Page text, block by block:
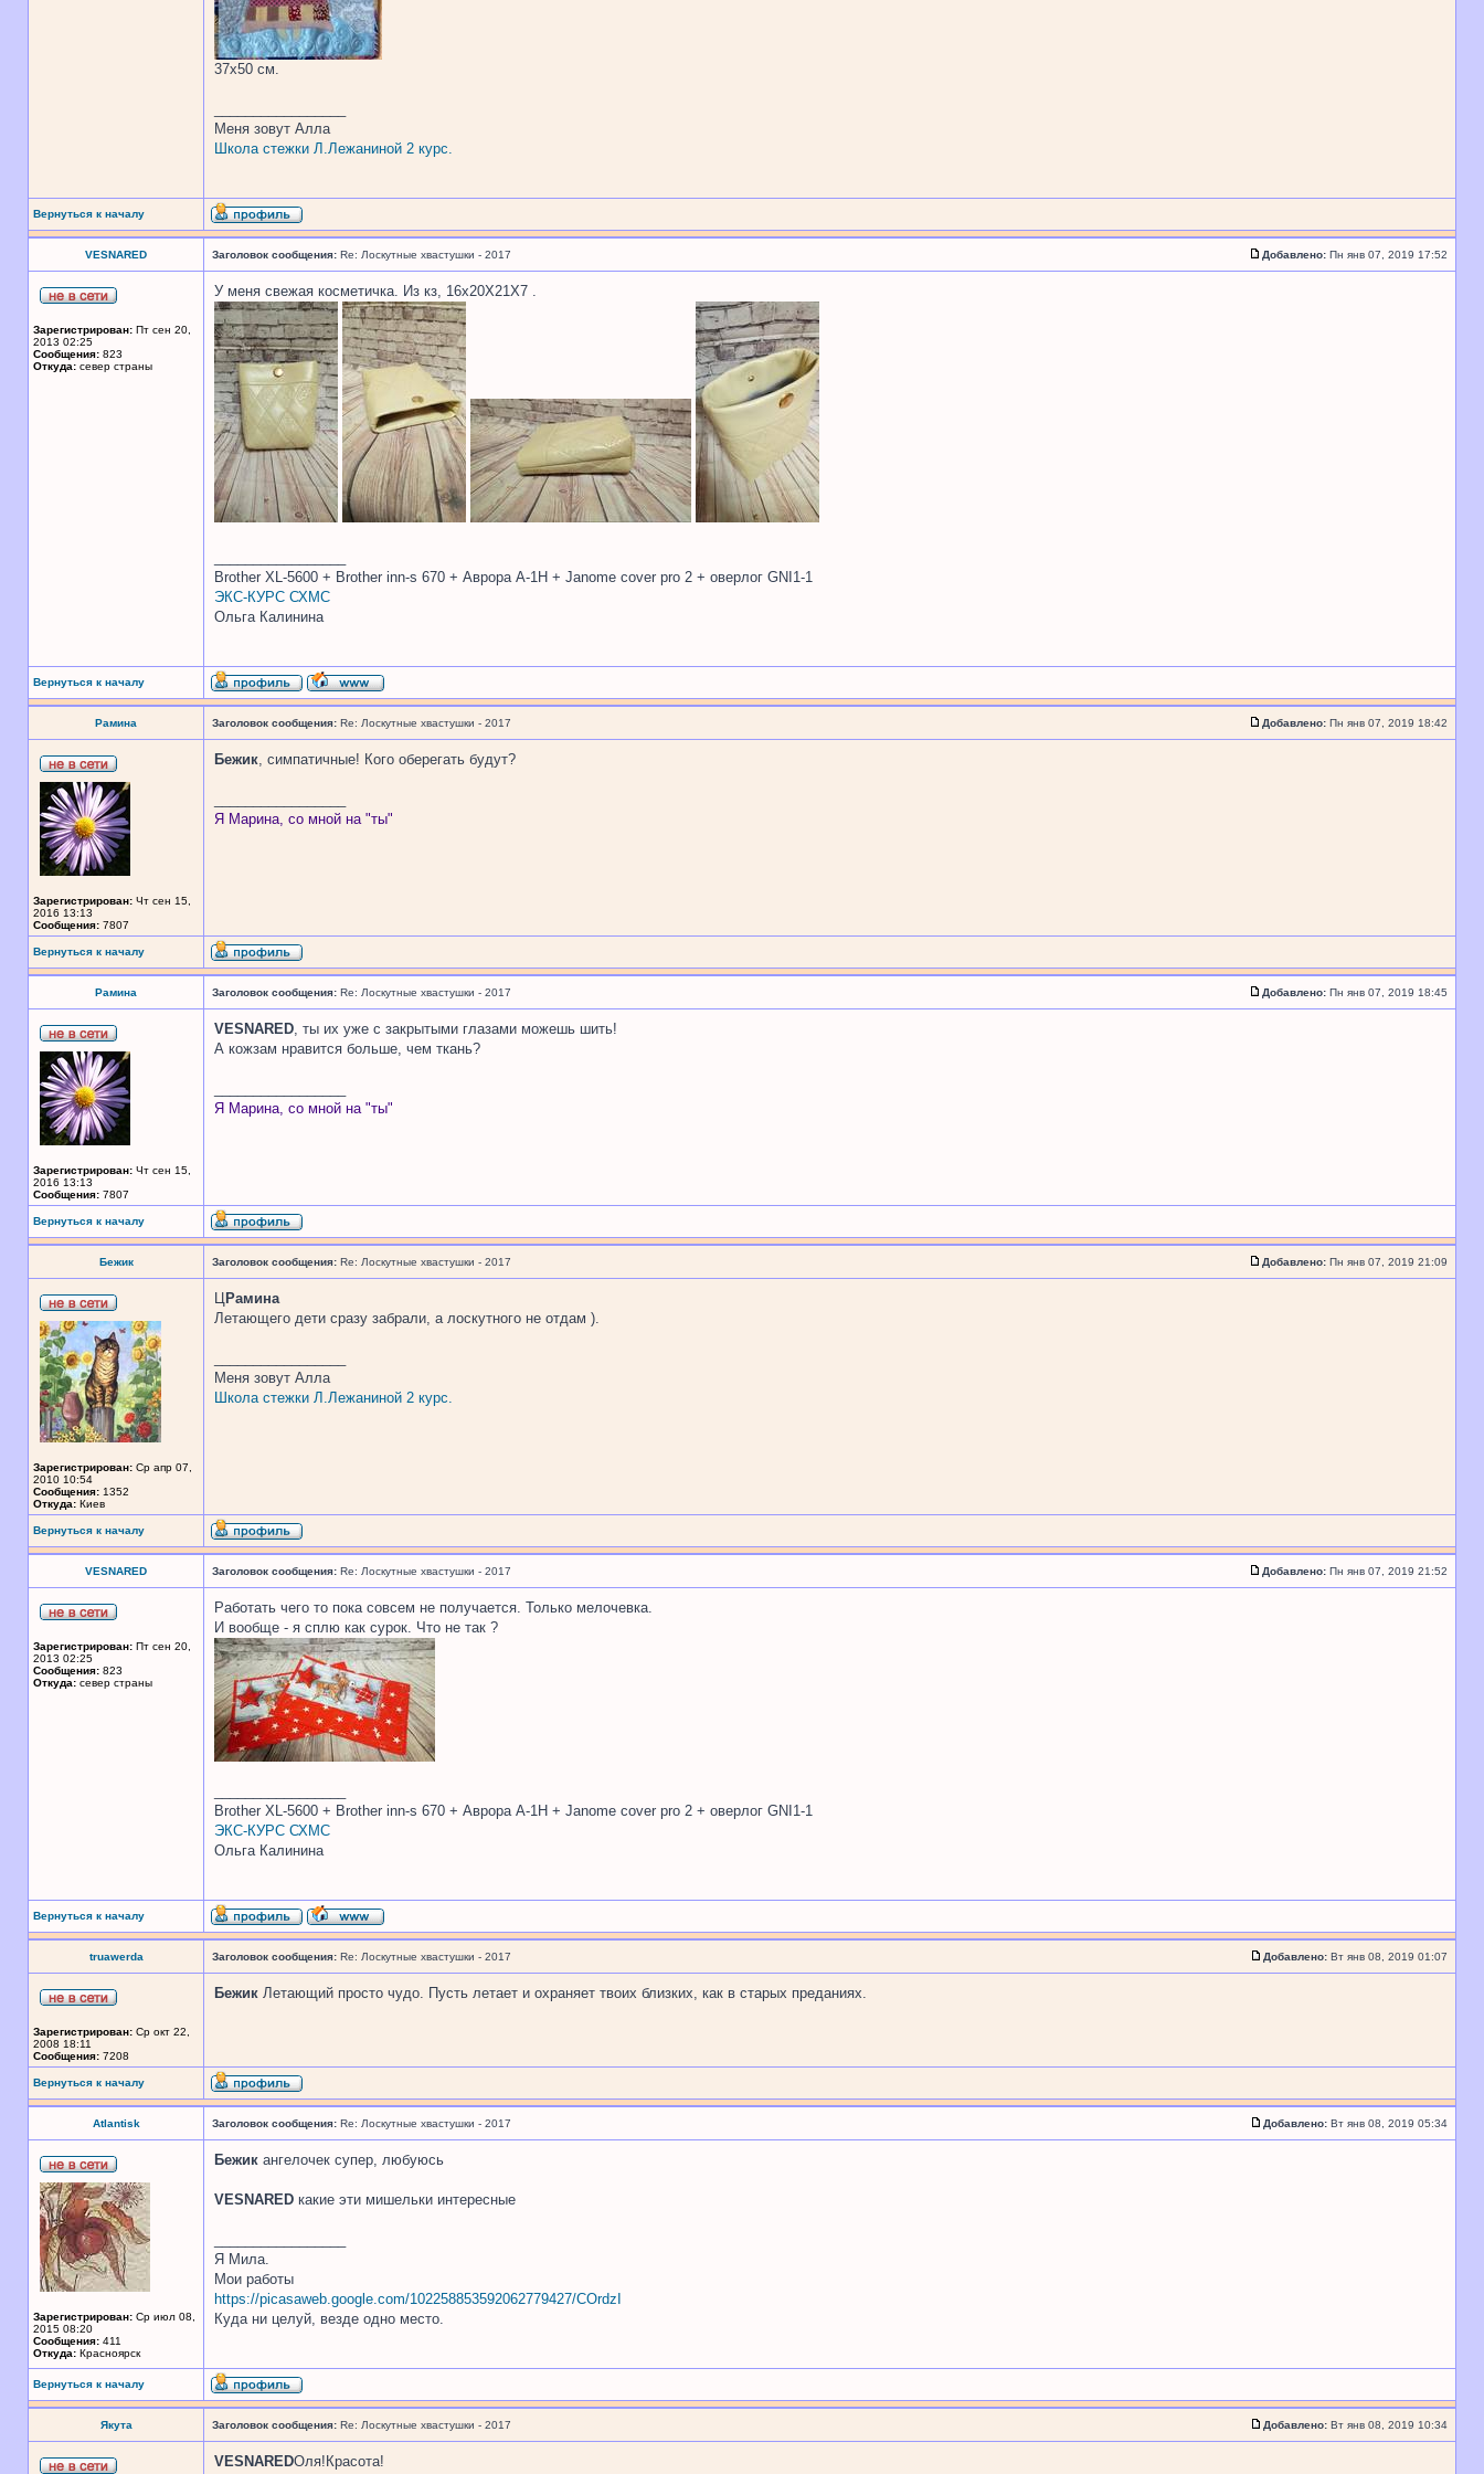
37х50 см.
Меня зовут Алла
Школа стежки Л.Лежаниной 2 курс.
Вернуться к началу
VESNARED Заголовок сообщения: Re: Лоскутные хвастушки - 2017 Добавлено: Пн янв 07, 2019 17:52
Зарегистрирован: Пт сен 20,
2013 02:25
Сообщения: 823
Откуда: север страны
У меня свежая косметичка. Из кз, 16х20Х21Х7 .
Brother XL-5600 + Brother inn-s 670 + Аврора А-1H + Janome cover pro 2 + оверлог GNI1-1
ЭКС-КУРС СХМС
Ольга Калинина
Вернуться к началу
Рамина Заголовок сообщения: Re: Лоскутные хвастушки - 2017 Добавлено: Пн янв 07, 2019 18:42
Зарегистрирован: Чт сен 15,
2016 13:13
Сообщения: 7807
Бежик, симпатичные! Кого оберегать будут?
Я Марина, со мной на "ты"
Вернуться к началу
Рамина Заголовок сообщения: Re: Лоскутные хвастушки - 2017 Добавлено: Пн янв 07, 2019 18:45
Зарегистрирован: Чт сен 15,
2016 13:13
Сообщения: 7807
VESNARED, ты их уже с закрытыми глазами можешь шить!
А кожзам нравится больше, чем ткань?
Я Марина, со мной на "ты"
Вернуться к началу
Бежик Заголовок сообщения: Re: Лоскутные хвастушки - 2017 Добавлено: Пн янв 07, 2019 21:09
Зарегистрирован: Ср апр 07,
2010 10:54
Сообщения: 1352
Откуда: Киев
ЦРамина
Летающего дети сразу забрали, а лоскутного не отдам ).
Меня зовут Алла
Школа стежки Л.Лежаниной 2 курс.
Вернуться к началу
VESNARED Заголовок сообщения: Re: Лоскутные хвастушки - 2017 Добавлено: Пн янв 07, 2019 21:52
Зарегистрирован: Пт сен 20,
2013 02:25
Сообщения: 823
Откуда: север страны
Работать чего то пока совсем не получается. Только мелочевка.
И вообще - я сплю как сурок. Что не так ?
Brother XL-5600 + Brother inn-s 670 + Аврора А-1H + Janome cover pro 2 + оверлог GNI1-1
ЭКС-КУРС СХМС
Ольга Калинина
Вернуться к началу
truawerda Заголовок сообщения: Re: Лоскутные хвастушки - 2017 Добавлено: Вт янв 08, 2019 01:07
Зарегистрирован: Ср окт 22,
2008 18:11
Сообщения: 7208
Бежик Летающий просто чудо. Пусть летает и охраняет твоих близких, как в старых преданиях.
Вернуться к началу
Atlantisk Заголовок сообщения: Re: Лоскутные хвастушки - 2017 Добавлено: Вт янв 08, 2019 05:34
Зарегистрирован: Ср июл 08,
2015 08:20
Сообщения: 411
Откуда: Красноярск
Бежик ангелочек супер, любуюсь
VESNARED какие эти мишельки интересные
Я Мила.
Мои работы
https://picasaweb.google.com/102258853592062779427/COrdzI
Куда ни целуй, везде одно место.
Вернуться к началу
Якута Заголовок сообщения: Re: Лоскутные хвастушки - 2017 Добавлено: Вт янв 08, 2019 10:34
VESNAREDОля!Красота!